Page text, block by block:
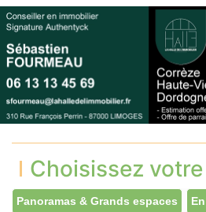
Choisissez
Panoramas & Grands espaces